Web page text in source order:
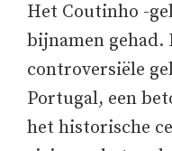
Het Coutinho -
bijnamen gehad.
controversiële
Portugal, een
het historische